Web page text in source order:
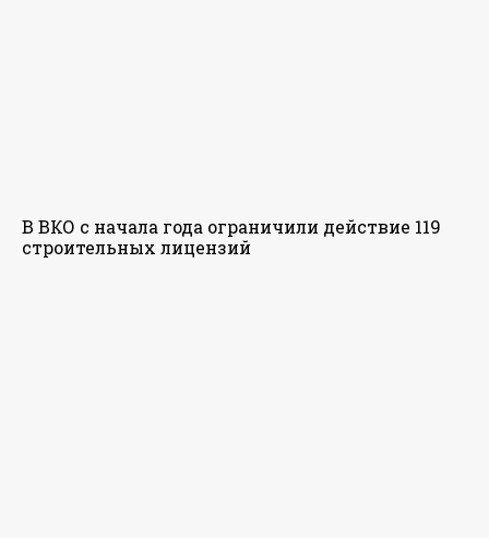
В ВКО с начала года ограничили действие 119
строительных лицензий